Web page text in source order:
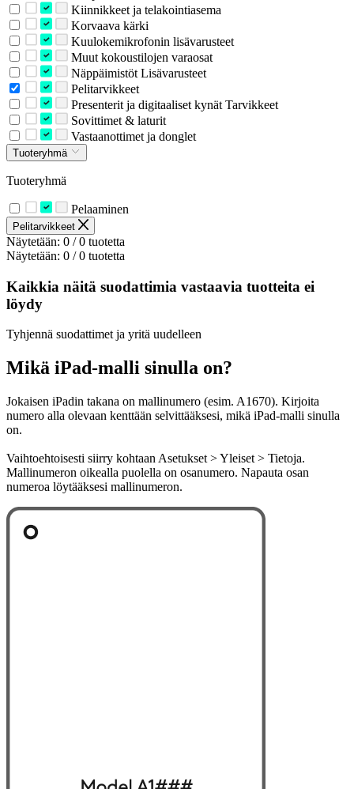
Kiinnikkeet ja telakointiasema
Korvaava kärki
Kuulokemikrofonin lisävarusteet
Muut kokoustilojen varaosat
Näppäimistöt Lisävarusteet
Pelitarvikkeet
Presenterit ja digitaaliset kynät Tarvikkeet
Sovittimet & laturit
Vastaanottimet ja donglet
Tuoteryhmä
Tuoteryhmä
Pelaaminen
Pelitarvikkeet
Näytetään: 0 / 0 tuotetta
Näytetään: 0 / 0 tuotetta
Kaikkia näitä suodattimia vastaavia tuotteita ei
löydy
Tyhjennä suodattimet ja yritä uudelleen
Mikä iPad-malli sinulla on?
Jokaisen iPadin takana on mallinumero (esim. A1670). Kirjoita
numero alla olevaan kenttään selvittääksesi, mikä iPad-malli sinulla
on.
Vaihtoehtoisesti siirry kohtaan Asetukset > Yleiset > Tietoja.
Mallinumeron oikealla puolella on osanumero. Napauta osan
numeroa löytääksesi mallinumeron.